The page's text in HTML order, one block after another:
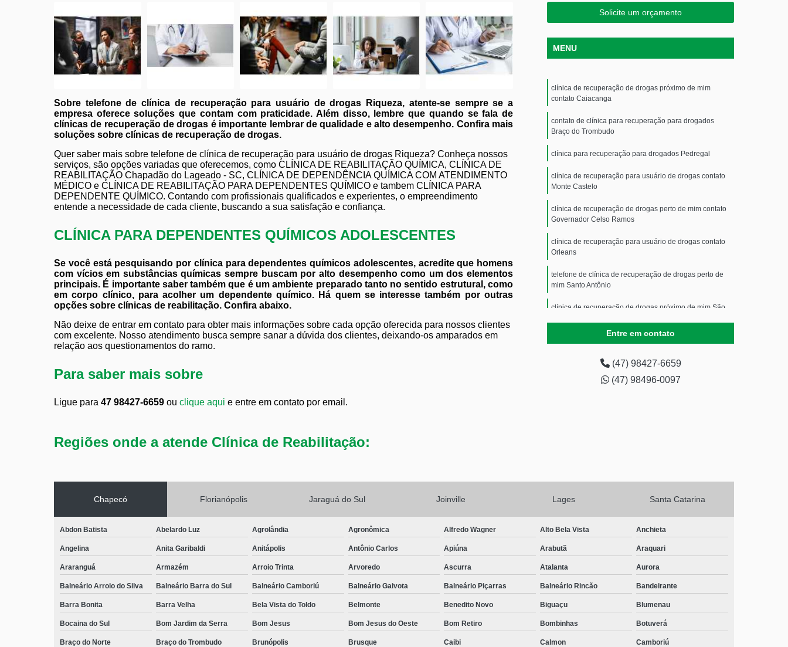
Sobre telefone de clínica de recuperação para usuário de drogas Riqueza, atente-se sempre se a
empresa oferece soluções que contam com praticidade. Além disso, lembre que quando se fala de
clínicas de recuperação de drogas é importante lembrar de qualidade e alto desempenho. Confira mais
soluções sobre clínicas de recuperação de drogas.
Quer saber mais sobre telefone de clínica de recuperação para usuário de drogas Riqueza? Conheça nossos
serviços, são opções variadas que oferecemos, como CLÍNICA DE REABILITAÇÃO QUÍMICA, CLÍNICA DE
REABILITAÇÃO Chapadão do Lageado - SC, CLÍNICA DE DEPENDÊNCIA QUÍMICA COM ATENDIMENTO
MÉDICO e CLÍNICA DE REABILITAÇÃO PARA DEPENDENTES QUÍMICO e tambem CLÍNICA PARA
DEPENDENTE QUÍMICO. Contando com profissionais qualificados e experientes, o empreendimento
entende a necessidade de cada cliente, buscando a sua satisfação e confiança.
CLÍNICA PARA DEPENDENTES QUÍMICOS ADOLESCENTES
Se você está pesquisando por clínica para dependentes químicos adolescentes, acredite que homens
com vícios em substâncias químicas sempre buscam por alto desempenho como um dos elementos
principais. É importante saber também que é um ambiente preparado tanto no sentido estrutural, como
em corpo clínico, para acolher um dependente químico. Há quem se interesse também por outras
opções sobre clínicas de reabilitação. Confira abaixo.
Não deixe de entrar em contato para obter mais informações sobre cada opção oferecida para nossos clientes
com excelente. Nosso atendimento busca sempre sanar a dúvida dos clientes, deixando-os amparados em
relação aos questionamentos do ramo.
Para saber mais sobre
Ligue para 47 98427-6659 ou clique aqui e entre em contato por email.
Solicite um orçamento
MENU
clínica de recuperação de drogas próximo de mim
contato Caiacanga
contato de clínica para recuperação para drogados
Braço do Trombudo
clínica para recuperação para drogados Pedregal
clínica de recuperação para usuário de drogas contato
Monte Castelo
clínica de recuperação de drogas perto de mim contato
Governador Celso Ramos
clínica de recuperação para usuário de drogas contato
Orleans
telefone de clínica de recuperação de drogas perto de
mim Santo Antônio
clínica de recuperação de drogas próximo de mim São
de mim Guaramirim
Entre em contato
(47) 98427-6659
(47) 98496-0097
Regiões onde a atende Clínica de Reabilitação:
Chapecó Florianópolis Jaraguá do Sul Joinville Lages Santa Catarina
Abdon Batista Abelardo Luz Agrolândia Agronômica Alfredo Wagner Alto Bela Vista Anchieta
Angelina Anita Garibaldi Anitápolis Antônio Carlos Apiúna Arabutã Araquari
Araranguá Armazém Arroio Trinta Arvoredo Ascurra Atalanta Aurora
Balneário Arroio do Silva Balneário Barra do Sul Balneário Camboriú Balneário Gaivota Balneário Piçarras Balneário Rincão Bandeirante
Barra Bonita Barra Velha Bela Vista do Toldo Belmonte Benedito Novo Biguaçu Blumenau
Bocaina do Sul Bom Jardim da Serra Bom Jesus Bom Jesus do Oeste Bom Retiro Bombinhas Botuverá
Braço do Norte Braço do Trombudo Brunópolis Brusque Caibi Calmon Camboriú